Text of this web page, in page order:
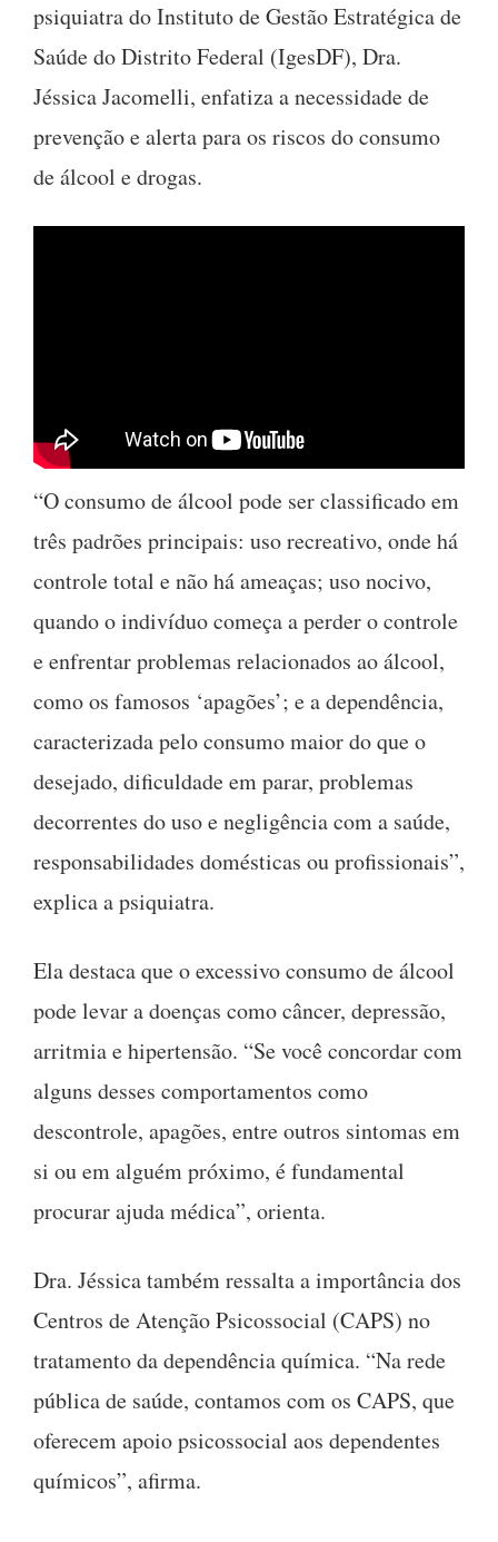
psiquiatra do Instituto de Gestão Estratégica de
Saúde do Distrito Federal (IgesDF), Dra.
Jéssica Jacomelli, enfatiza a necessidade de
prevenção e alerta para os riscos do consumo
de álcool e drogas.
“O consumo de álcool pode ser classificado em
três padrões principais: uso recreativo, onde há
controle total e não há ameaças; uso nocivo,
quando o indivíduo começa a perder o controle
e enfrentar problemas relacionados ao álcool,
como os famosos ‘apagões’; e a dependência,
caracterizada pelo consumo maior do que o
desejado, dificuldade em parar, problemas
decorrentes do uso e negligência com a saúde,
responsabilidades domésticas ou profissionais”,
explica a psiquiatra.
Ela destaca que o excessivo consumo de álcool
pode levar a doenças como câncer, depressão,
arritmia e hipertensão. “Se você concordar com
alguns desses comportamentos como
descontrole, apagões, entre outros sintomas em
si ou em alguém próximo, é fundamental
procurar ajuda médica”, orienta.
Dra. Jéssica também ressalta a importância dos
Centros de Atenção Psicossocial (CAPS) no
tratamento da dependência química. “Na rede
pública de saúde, contamos com os CAPS, que
oferecem apoio psicossocial aos dependentes
químicos”, afirma.